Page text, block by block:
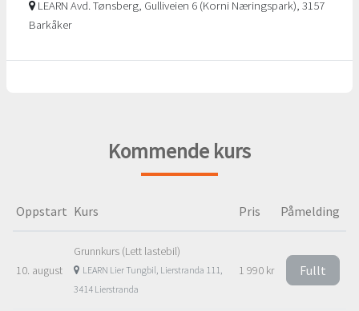
LEARN Avd. Tønsberg, Gulliveien 6 (Korni Næringspark), 3157
Barkåker
Kommende kurs
Oppstart Kurs Pris Påmelding
10. august
Grunnkurs (Lett lastebil)
LEARN Lier Tungbil, Lierstranda 111,
3414 Lierstranda
1 990 kr Fullt